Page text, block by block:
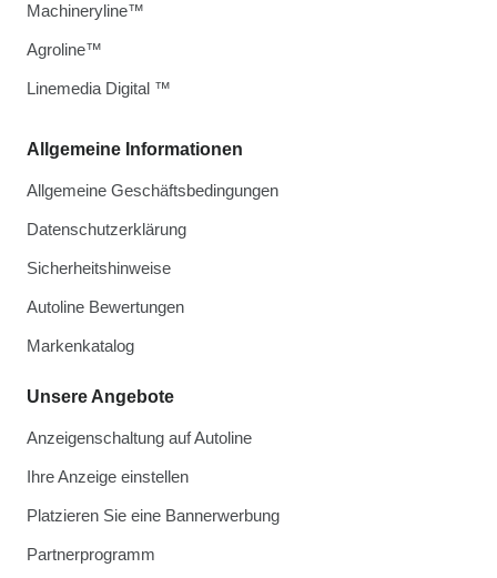
Allgemeine Informationen
Allgemeine Geschäftsbedingungen
Datenschutzerklärung
Sicherheitshinweise
Autoline Bewertungen
Markenkatalog
Unsere Angebote
Anzeigenschaltung auf Autoline
Ihre Anzeige einstellen
Platzieren Sie eine Bannerwerbung
Partnerprogramm
Machineryline™
Agroline™
Linemedia Digital ™